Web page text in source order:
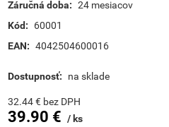
Záručná doba: 24 mesiacov
Kód:
60001
EAN: 4042504600016
Dostupnosť: na sklade
32.44€ bez DPH
39.90 € ks